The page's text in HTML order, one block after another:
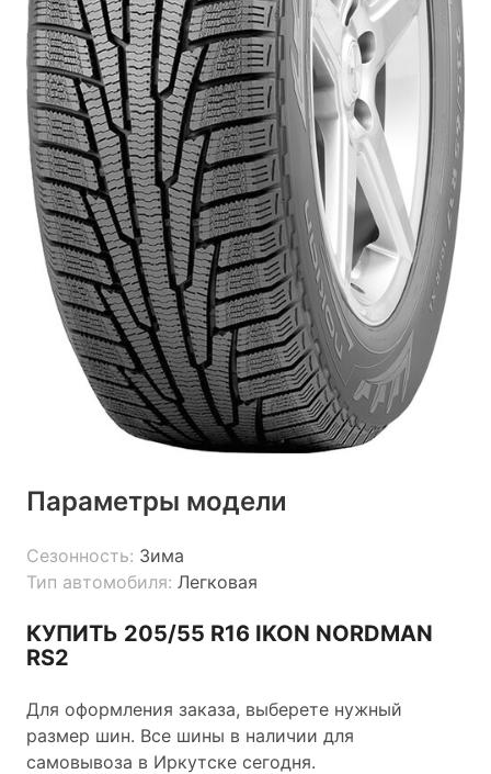
Параметры модели
Сезонность: Зима
Тип автомобиля: Легковая
КУПИТЬ 205/55 R16 IKON NORDMAN
RS2
Для оформления заказа, выберете нужный
размер шин. Все шины в наличии для
самовывоза в Иркутске сегодня.